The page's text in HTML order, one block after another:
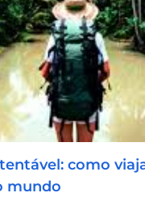
como
mundo